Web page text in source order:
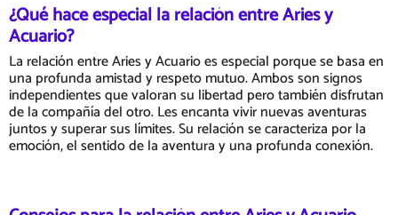
¿Qué hace especial la relación entre Aries y
Acuario?
La relación entre Aries y Acuario es especial porque se basa en
una profunda amistad y respeto mutuo. Ambos son signos
independientes que valoran su libertad pero también disfrutan
de la compañía del otro. Les encanta vivir nuevas aventuras
juntos y superar sus límites. Su relación se caracteriza por la
emoción, el sentido de la aventura y una profunda conexión.